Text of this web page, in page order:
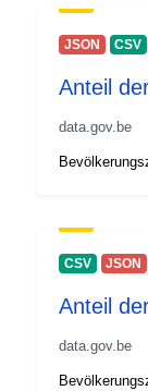
uriRef:
JSON CSV
Anteil
data.gov.be
CSV JSON
Anteil
data.gov.be